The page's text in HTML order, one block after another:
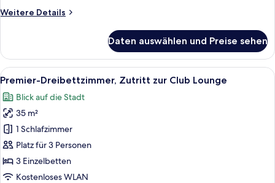
Club
Weitere Details
Weitere
Zimmer,
1 King-
Bett,
zur
Club
Lounge
Daten auswählen und Preise sehen
Alle
Fotos
für
Premier-
Dreibettzimmer,
Zutritt
zur
Club
Ein Hotelzimmer mit Bett, einer
4
Premier-Dreibettzimmer, Zutritt zur Club Lounge
Blick auf die Stadt
35 m²
1 Schlafzimmer
Platz für 3 Personen
3 Einzelbetten
Kostenloses WLAN